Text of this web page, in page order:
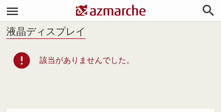


液晶ディスプレイ
error 該当がありませんでした。